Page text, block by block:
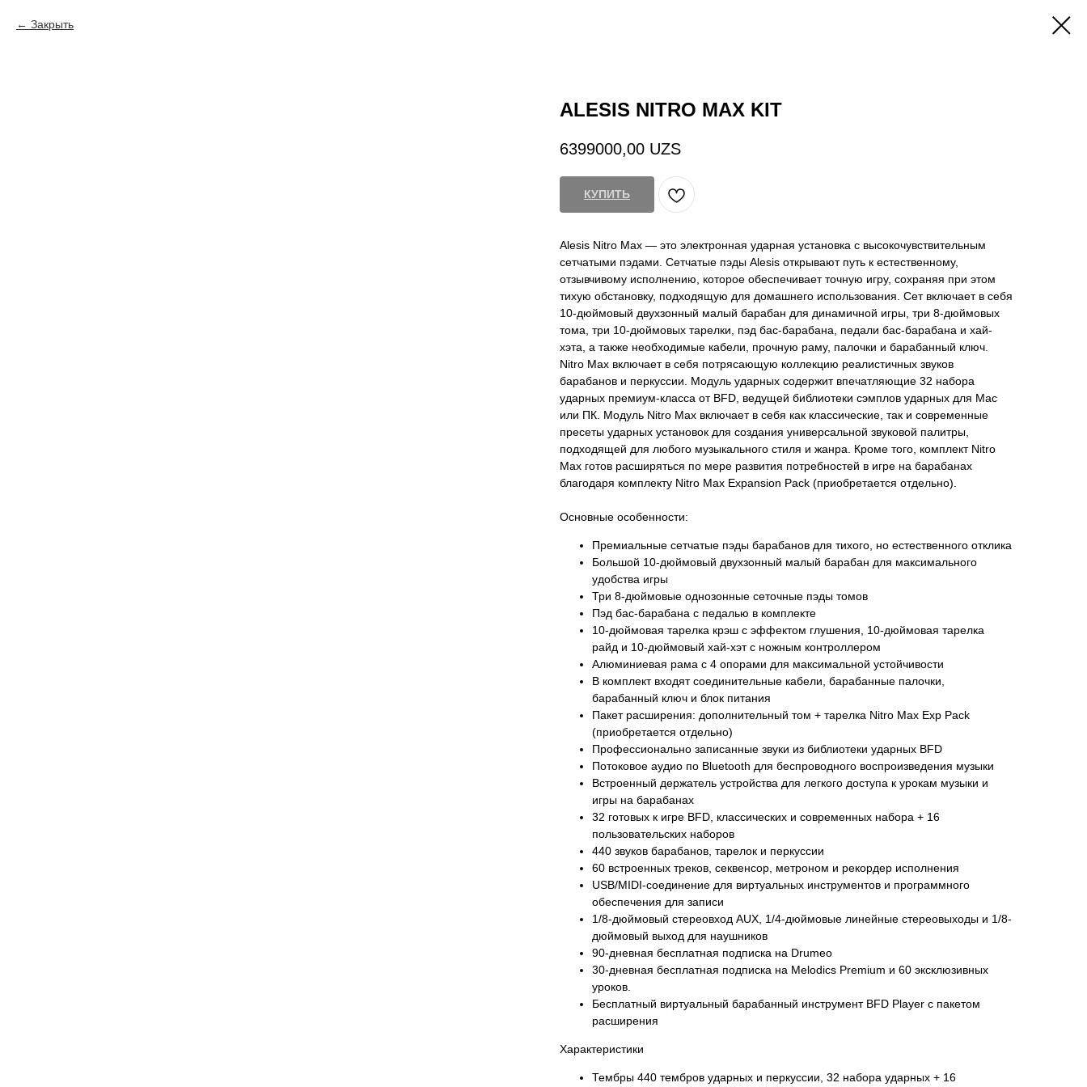
Закрыть
ALESIS NITRO MAX KIT
6399000,00 UZS
КУПИТЬ
Alesis Nitro Max — это электронная ударная установка с высокочувствительным
сетчатыми пэдами. Сетчатые пэды Alesis открывают путь к естественному,
отзывчивому исполнению, которое обеспечивает точную игру, сохраняя при этом
тихую обстановку, подходящую для домашнего использования. Сет включает в себя
10-дюймовый двухзонный малый барабан для динамичной игры, три 8-дюймовых
тома, три 10-дюймовых тарелки, пэд бас-барабана, педали бас-барабана и хай-
хэта, а также необходимые кабели, прочную раму, палочки и барабанный ключ.
Nitro Max включает в себя потрясающую коллекцию реалистичных звуков
барабанов и перкуссии. Модуль ударных содержит впечатляющие 32 набора
ударных премиум-класса от BFD, ведущей библиотеки сэмплов ударных для Mac
или ПК. Модуль Nitro Max включает в себя как классические, так и современные
пресеты ударных установок для создания универсальной звуковой палитры,
подходящей для любого музыкального стиля и жанра. Кроме того, комплект Nitro
Max готов расширяться по мере развития потребностей в игре на барабанах
благодаря комплекту Nitro Max Expansion Pack (приобретается отдельно).
Основные особенности:
Премиальные сетчатые пэды барабанов для тихого, но естественного отклика
Большой 10-дюймовый двухзонный малый барабан для максимального
удобства игры
Три 8-дюймовые однозонные сеточные пэды томов
Пэд бас-барабана с педалью в комплекте
10-дюймовая тарелка крэш с эффектом глушения, 10-дюймовая тарелка
райд и 10-дюймовый хай-хэт с ножным контроллером
Алюминиевая рама с 4 опорами для максимальной устойчивости
В комплект входят соединительные кабели, барабанные палочки,
барабанный ключ и блок питания
Пакет расширения: дополнительный том + тарелка Nitro Max Exp Pack
(приобретается отдельно)
Профессионально записанные звуки из библиотеки ударных BFD
Потоковое аудио по Bluetooth для беспроводного воспроизведения музыки
Встроенный держатель устройства для легкого доступа к урокам музыки и
игры на барабанах
32 готовых к игре BFD, классических и современных набора + 16
пользовательских наборов
440 звуков барабанов, тарелок и перкуссии
60 встроенных треков, секвенсор, метроном и рекордер исполнения
USB/MIDI-соединение для виртуальных инструментов и программного
обеспечения для записи
1/8-дюймовый стереовход AUX, 1/4-дюймовые линейные стереовыходы и 1/8-
дюймовый выход для наушников
90-дневная бесплатная подписка на Drumeo
30-дневная бесплатная подписка на Melodics Premium и 60 эксклюзивных
уроков.
Бесплатный виртуальный барабанный инструмент BFD Player с пакетом
расширения
Характеристики
Тембры 440 тембров ударных и перкуссии, 32 набора ударных + 16